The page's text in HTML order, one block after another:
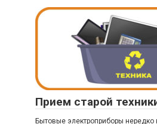
Прием старой
Бытовые электроприборы нередко